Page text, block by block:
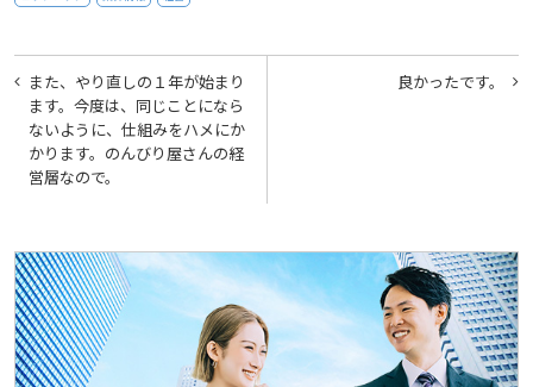
投
稿
ナ
ビ
ー
シ
ョ
ン
良かったです。
また、やり直しの１年が始まり
ます。今度は、同じことになら
ないように、仕組みをハメにか
かります。のんびり屋さんの経
営層なので。